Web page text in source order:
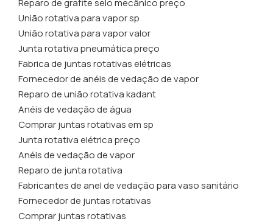
Reparo de grafite selo mecânico preço
União rotativa para vapor sp
União rotativa para vapor valor
Junta rotativa pneumática preço
Fabrica de juntas rotativas elétricas
Fornecedor de anéis de vedação de vapor
Reparo de união rotativa kadant
Anéis de vedação de água
Comprar juntas rotativas em sp
Junta rotativa elétrica preço
Anéis de vedação de vapor
Reparo de junta rotativa
Fabricantes de anel de vedação para vaso sanitário
Fornecedor de juntas rotativas
Comprar juntas rotativas